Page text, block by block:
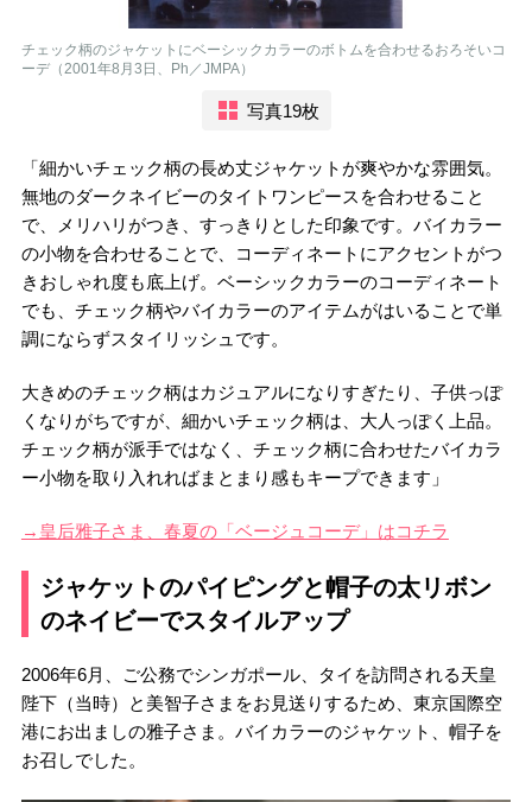
チェック柄のジャケットにベーシックカラーのボトムを合わせるおろそいコ
ーデ（2001年8月3日、Ph／JMPA）
写真19枚
「細かいチェック柄の長め丈ジャケットが爽やかな雰囲気。
無地のダークネイビーのタイトワンピースを合わせること
で、メリハリがつき、すっきりとした印象です。バイカラー
の小物を合わせることで、コーディネートにアクセントがつ
きおしゃれ度も底上げ。ベーシックカラーのコーディネート
でも、チェック柄やバイカラーのアイテムがはいることで単
調にならずスタイリッシュです。
大きめのチェック柄はカジュアルになりすぎたり、子供っぽ
くなりがちですが、細かいチェック柄は、大人っぽく上品。
チェック柄が派手ではなく、チェック柄に合わせたバイカラ
ー小物を取り入れればまとまり感もキープできます」
→皇后雅子さま、春夏の「ベージュコーデ」はコチラ
ジャケットのパイピングと帽子の太リボン
のネイビーでスタイルアップ
2006年6月、ご公務でシンガポール、タイを訪問される天皇
陛下（当時）と美智子さまをお見送りするため、東京国際空
港にお出ましの雅子さま。バイカラーのジャケット、帽子を
お召しでした。